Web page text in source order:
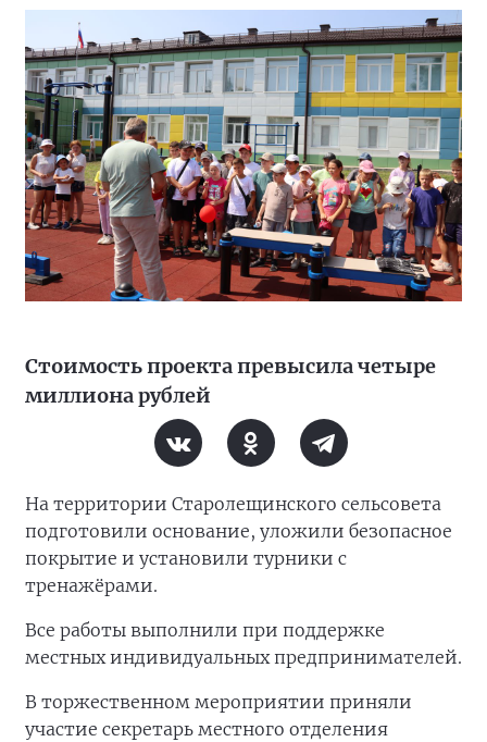
Стоимость проекта превысила четыре
миллиона рублей
На территории Старолещинского сельсовета
подготовили основание, уложили безопасное
покрытие и установили турники с
тренажёрами.
Все работы выполнили при поддержке
местных индивидуальных предпринимателей.
В торжественном мероприятии приняли
участие секретарь местного отделения